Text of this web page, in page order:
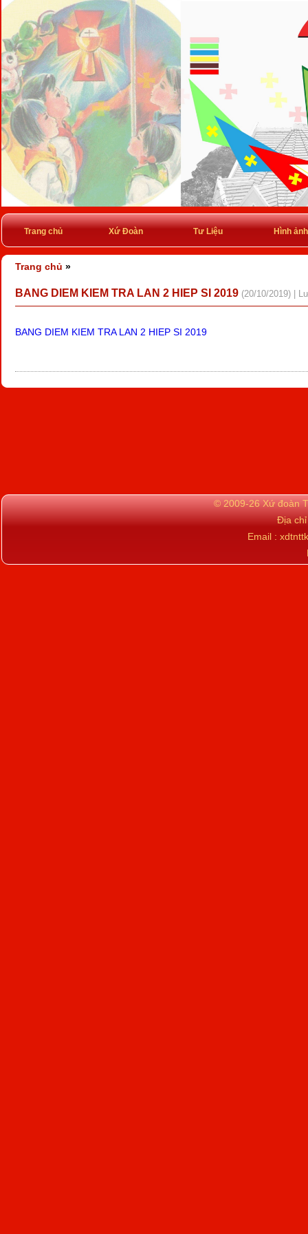
Trang chủ Xứ Đoàn Tư Liệu Hình ảnh
Trang chủ »
BANG DIEM KIEM TRA LAN 2 HIEP SI 2019 (20/10/2019) |
BANG DIEM KIEM TRA LAN 2 HIEP SI 2019
© 2009-26 Xứ đoàn
Địa
Email :